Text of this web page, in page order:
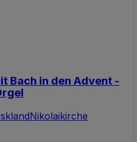
Bach in den Advent -
Nikolaikirche